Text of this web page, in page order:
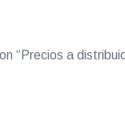
“Precios a